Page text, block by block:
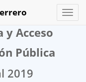
Toggle
y Acceso
Pública
2019